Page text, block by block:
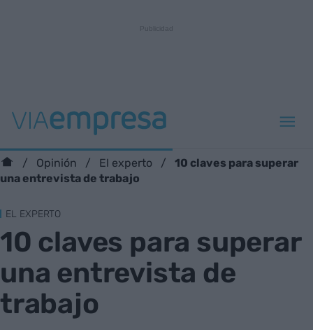
Opinión El experto
10 claves para superar
una entrevista de trabajo
EL EXPERTO
10 claves para superar
una entrevista de
trabajo